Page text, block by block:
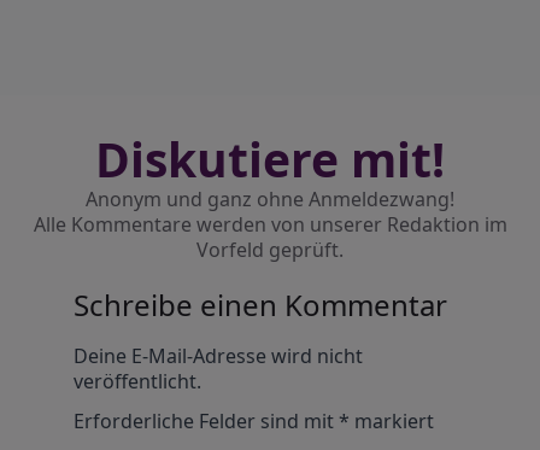
Diskutiere mit!
Anonym und ganz ohne Anmeldezwang!
Alle Kommentare werden von unserer Redaktion im
Vorfeld geprüft.
Schreibe einen Kommentar
Deine E-Mail-Adresse wird nicht
veröffentlicht.
Erforderliche Felder sind mit* markiert